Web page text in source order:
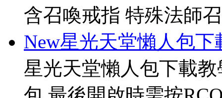
含召喚戒指 特殊法師
New星光天堂懶人包下
星光天堂懶人包下載